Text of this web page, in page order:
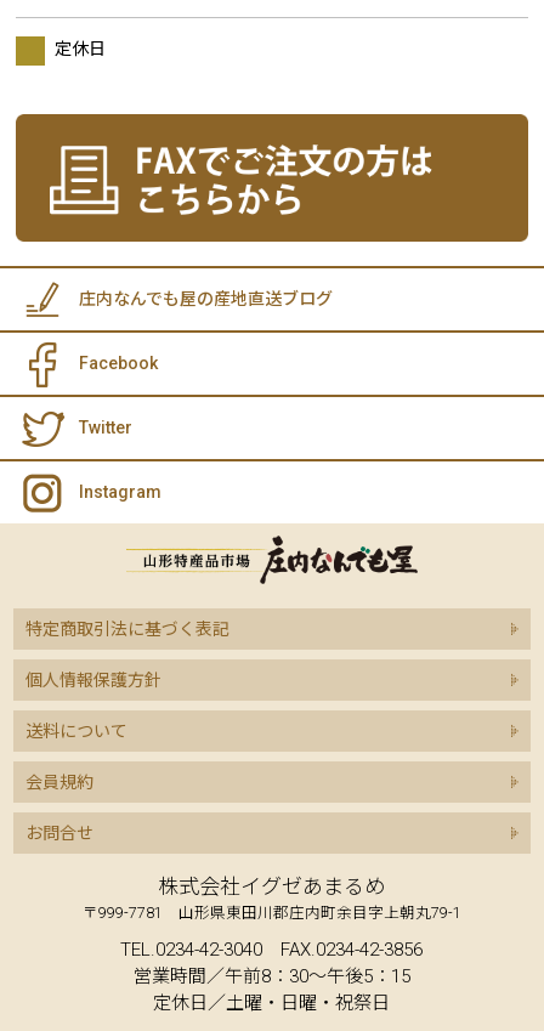
定休日
庄内なんでも屋の産地直送ブログ
Facebook
Twitter
Instagram
特定商取引法に基づく表記
個人情報保護方針
送料について
会員規約
お問合せ
株式会社イグゼあまるめ
〒999-7781 山形県東田川郡庄内町余目字上朝丸79-1
TEL.0234-42-3040 FAX.0234-42-3856
営業時間／午前8：30～午後5：15
定休日／土曜・日曜・祝祭日